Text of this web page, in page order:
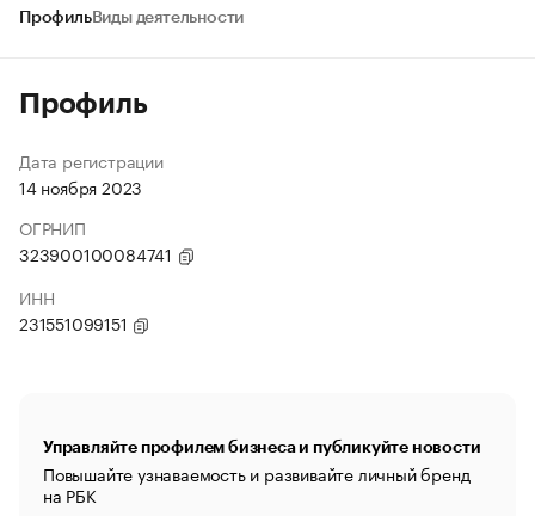
ПрофильВиды деятельности
Профиль
Дата регистрации
14 ноября 2023
ОГРНИП
323900100084741
ИНН
231551099151
Управляйте профилем бизнеса и публикуйте новости
Повышайте узнаваемость и развивайте личный бренд
на РБК